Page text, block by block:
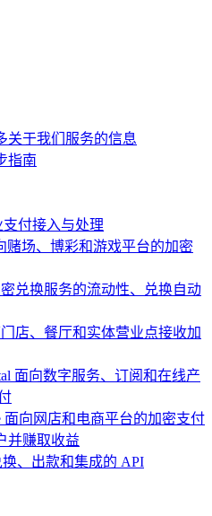
关于我们服务的信息
指南
支付接入与处理
赌场、博彩和游戏平台的加密
兑换服务的流动性、兑换自动
店、餐厅和实体营业点接收加
面向数字服务、订阅和在线产
面向网店和电商平台的加密支付
并赚取收益
、出款和集成的 API